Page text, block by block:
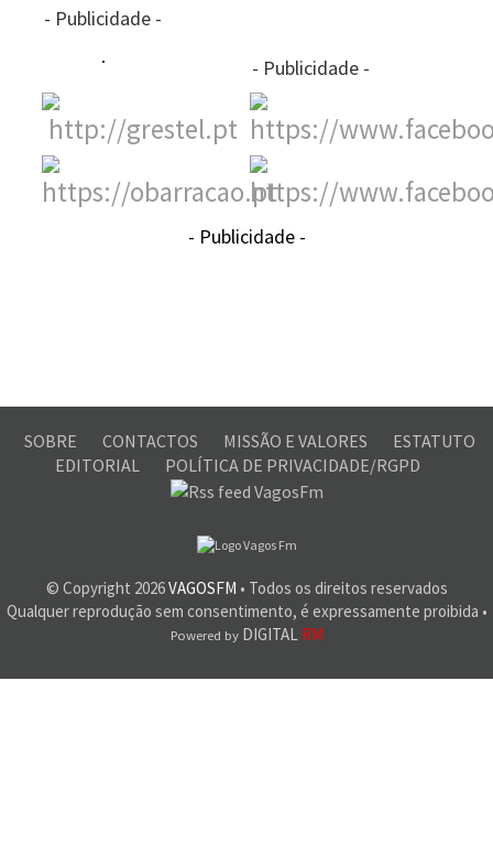
- Publicidade -
- Publicidade -
- Publicidade -
SOBRE CONTACTOS MISSÃO E VALORES
ESTATUTO
EDITORIAL
POLÍTICA DE PRIVACIDADE/RGPD
© Copyright 2026VAGOSFM • Todos os direitos reservados
Qualquer reprodução sem consentimento, é expressamente proibida •
Powered byDIGITAL RM